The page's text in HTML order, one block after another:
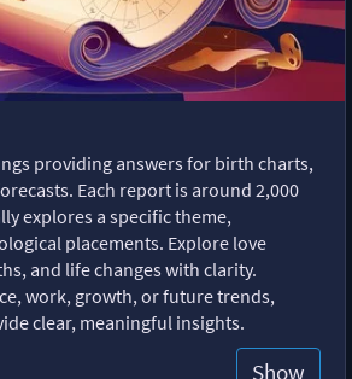
providing answers for birth charts,
Each report is around 2,000
explores a specific theme,
placements. Explore love
and life changes with clarity.
work, growth, or future trends,
clear, meaningful insights.
Show